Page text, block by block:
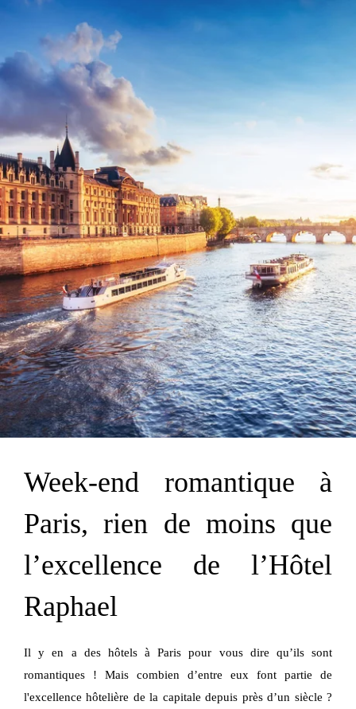
Week-end romantique à
Paris, rien de moins que
l’excellence de l’Hôtel
Raphael
Il y en a des hôtels à Paris pour vous dire qu’ils sont
romantiques ! Mais combien d’entre eux font partie de
l'excellence hôtelière de la capitale depuis près d’un siècle ?